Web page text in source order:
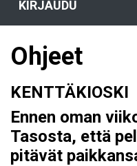
KIRJAUDU
Ohjeet
KENTTÄKIOSKI
Ennen oman
Tasosta, että
pitävät